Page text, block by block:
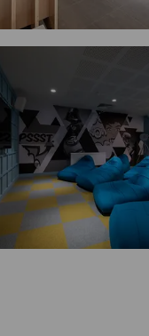
Espaces